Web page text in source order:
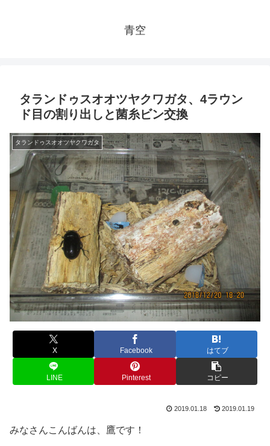
青空
タランドゥスオオツヤクワガタ、4ラウン
ド目の割り出しと菌糸ビン交換
タランドゥスオオツヤクワガタ
X Facebook はてブ
LINE Pinterest コピー
2019.01.18 2019.01.19
みなさんこんばんは、鷹です！